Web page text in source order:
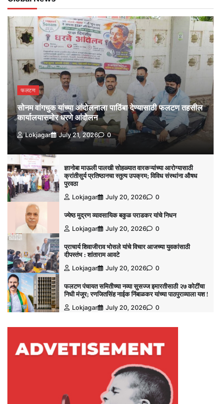
फलटण
सोनम वांगचुक यांच्या आंदोलनाला पाठिंबा देण्यासाठी फलटण तहसील
कार्यालयासमोर धरणे आंदोलन
Lokjagar July 21, 2026 0
ज्ञानोबा माऊली पालखी सोहळ्यात वारकऱ्यांच्या आरोग्यासाठी
क्रांतीसुर्य प्रतिष्ठानचा स्तुत्य उपक्रम; विविध संस्थांना औषध
पुरवठा
Lokjagar
July 20, 2026 0
ज्येष्ठ मुद्रण व्यावसायिक बकुळ पराडकर यांचे निधन
Lokjagar
July 20, 2026 0
प्राचार्य शिवाजीराव भोसले यांचे विचार आजच्या युवकांसाठी
दीपस्तंभ : शांताराम आवटे
Lokjagar
July 20, 2026 0
फलटण पंचायत समितीच्या नव्या सुसज्ज इमारतीसाठी २७ कोटींचा
निधी मंजूर; रणजितसिंह नाईक निंबाळकर यांच्या पाठपुराव्याला यश !
Lokjagar
July 20, 2026 0